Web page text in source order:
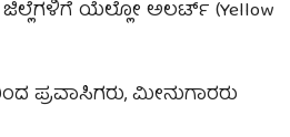
ಯೆಲ್ಲೋ ಅಲರ್ಟ್ (Yellow
ಪ್ರವಾಸಿಗರು, ಮೀನುಗಾರರು